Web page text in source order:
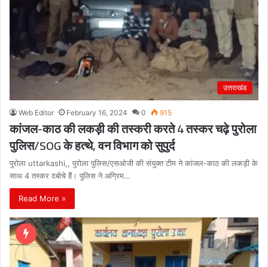
उत्तराखंड
Web Editor February 16, 2024 0 915
कांजल-काठ की लकड़ी की तस्करी करते 4 तस्कर चढ़े पुरोला
पुलिस/SOG के हत्थे, वन विभाग को सुपुर्द
पुरोला uttarkashi,, पुरोला पुलिस/एसओजी की संयुक्त टीम ने कांजल-काठ की लकड़ी के
साथ 4 तस्कर दबोचे हैं। पुलिस ने अग्रिम…
Read More »